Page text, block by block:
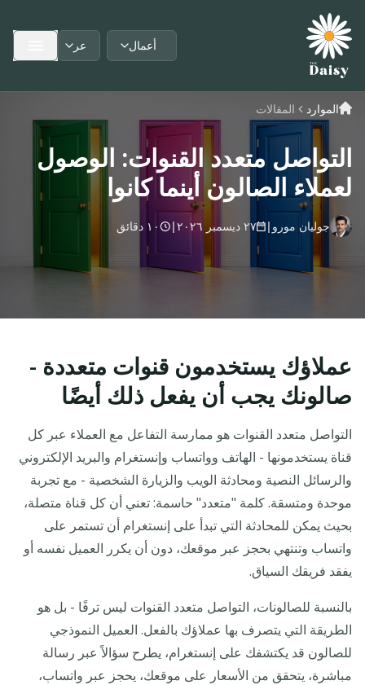
User type:أعمال Language:عر
الموارد المقالات
التواصل متعدد القنوات: الوصول
لعملاء الصالون أينما كانوا
جوليان مورو | ٢٧ ديسمبر ٢٠٢٦ | ١٠ دقائق
عملاؤك يستخدمون قنوات متعددة -
صالونك يجب أن يفعل ذلك أيضًا
التواصل متعدد القنوات هو ممارسة التفاعل مع العملاء عبر كل
قناة يستخدمونها - الهاتف وواتساب وإنستغرام والبريد الإلكتروني
والرسائل النصية ومحادثة الويب والزيارة الشخصية - مع تجربة
موحدة ومتسقة. كلمة "متعدد" حاسمة: تعني أن كل قناة متصلة،
بحيث يمكن للمحادثة التي تبدأ على إنستغرام أن تستمر على
واتساب وتنتهي بحجز عبر موقعك، دون أن يكرر العميل نفسه أو
يفقد فريقك السياق.
بالنسبة للصالونات، التواصل متعدد القنوات ليس ترفًا - بل هو
الطريقة التي يتصرف بها عملاؤك بالفعل. العميل النموذجي
للصالون قد يكتشفك على إنستغرام، يطرح سؤالاً عبر رسالة
مباشرة، يتحقق من الأسعار على موقعك، يحجز عبر واتساب،